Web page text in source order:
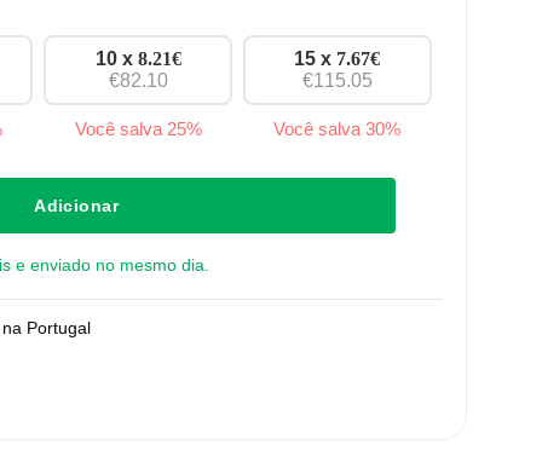
10 x 8.21€
€82.10
Você salva 25%
15 x 7.67€
€115.05
Você salva 30%
Adicionar
e enviado no mesmo dia.
Portugal